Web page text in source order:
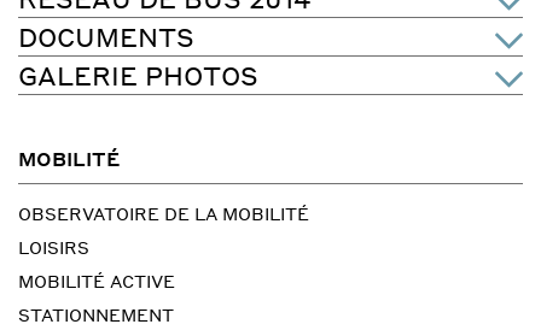
DOCUMENTS
GALERIE PHOTOS
MOBILITÉ
OBSERVATOIRE DE LA MOBILITÉ
LOISIRS
MOBILITÉ ACTIVE
STATIONNEMENT